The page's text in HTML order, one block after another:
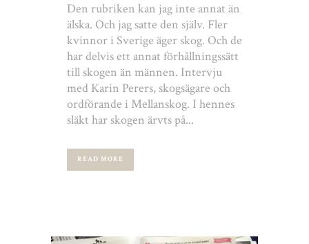
Den rubriken kan jag inte annat än
älska. Och jag satte den själv. Fler
kvinnor i Sverige äger skog. Och de
har delvis ett annat förhållningssätt
till skogen än männen. Intervju
med Karin Perers, skogsägare och
ordförande i Mellanskog. I hennes
släkt har skogen ärvts på...
READ MORE